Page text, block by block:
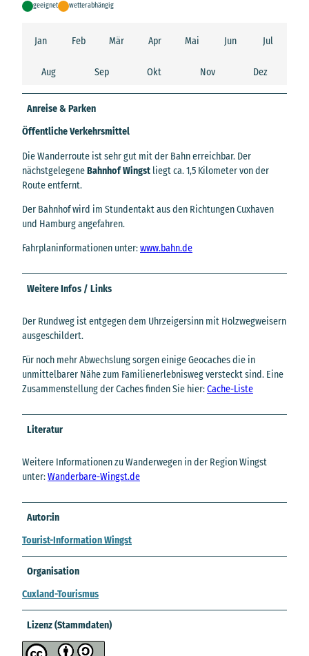
geeignet wetterabhängig
Jan Feb Mär Apr Mai Jun Jul
Aug Sep Okt Nov Dez
Anreise & Parken
Öffentliche Verkehrsmittel
Die Wanderroute ist sehr gut mit der Bahn erreichbar. Der
nächstgelegeneBahnhof Wingst liegt ca. 1,5 Kilometer von der
Route entfernt.
Der Bahnhof wird im Stundentakt aus den Richtungen Cuxhaven
und Hamburg angefahren.
Fahrplaninformationen unter:www.bahn.de
Weitere Infos / Links
Der Rundweg ist entgegen dem Uhrzeigersinn mit Holzwegweisern
ausgeschildert.
Für noch mehr Abwechslung sorgen einige Geocaches die in
unmittelbarer Nähe zum Familienerlebnisweg versteckt sind. Eine
Zusammenstellung der Caches finden Sie hier:Cache-Liste
Literatur
Weitere Informationen zu Wanderwegen in der Region Wingst
unter:Wanderbare-Wingst.de
Autor:in
Tourist-Information Wingst
Organisation
Cuxland-Tourismus
Lizenz (Stammdaten)